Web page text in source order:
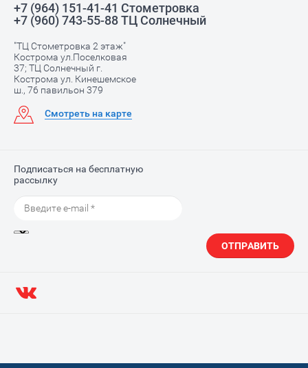
+7 (964) 151-41-41 Стометровка
+7 (960) 743-55-88 ТЦ Солнечный
"ТЦ Стометровка 2 этаж"
Кострома ул.Поселковая
37; ТЦ Солнечный г.
Кострома ул. Кинешемское
ш., 76 павильон 379
Смотреть на карте
Подписаться на бесплатную
рассылку
ОТПРАВИТЬ